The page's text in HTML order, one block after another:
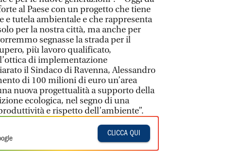
al Paese con un progetto che tiene
tutela ambientale e che rappresenta
per la nostra città, ma anche per
segnasse la strada per il
più lavoro qualificato,
di implementazione
il Sindaco di Ravenna, Alessandro
di 100 milioni di euro un’area
nuova progettualità a supporto della
ecologica, nel segno di una
e rispetto dell’ambiente”.
CLICCA QUI